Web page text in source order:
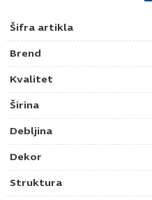
Šifra artikla
Brend
Kvalitet
Širina
Debljina
Dekor
Struktura